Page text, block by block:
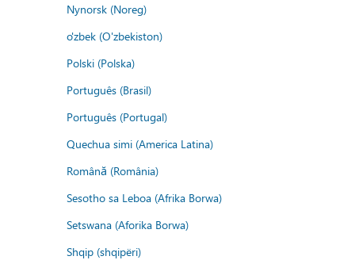
Nynorsk (Noreg)
o'zbek (O'zbekiston)
Polski (Polska)
Português (Brasil)
Português (Portugal)
Quechua simi (America Latina)
Română (România)
Sesotho sa Leboa (Afrika Borwa)
Setswana (Aforika Borwa)
Shqip (shqipëri)